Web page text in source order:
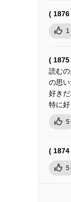
( 1876
1
( 1875
読む
の思
好き
特に好
5
( 1874
5